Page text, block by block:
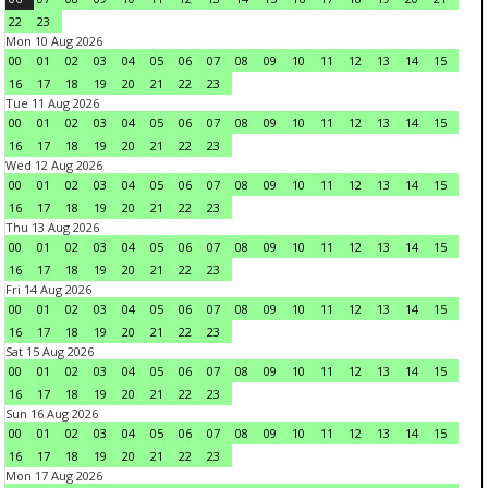
22
23
Mon 10 Aug 2026
00
01 02 03 04 05 06 07 08 09 10 11 12 13 14
15
16
17 18 19 20 21 22
23
Tue 11 Aug 2026
00
01 02 03 04 05 06 07 08 09 10 11 12 13 14
15
16
17 18 19 20 21 22
23
Wed 12 Aug 2026
00
01 02 03 04 05 06 07 08 09 10 11 12 13 14
15
16
17 18 19 20 21 22
23
Thu 13 Aug 2026
00
01 02 03 04 05 06 07 08 09 10 11 12 13 14
15
16
17 18 19 20 21 22
23
Fri 14 Aug 2026
00
01 02 03 04 05 06 07 08 09 10 11 12 13 14
15
16
17 18 19 20 21 22
23
Sat 15 Aug 2026
00
01 02 03 04 05 06 07 08 09 10 11 12 13 14
15
16
17 18 19 20 21 22
23
Sun 16 Aug 2026
00
01 02 03 04 05 06 07 08 09 10 11 12 13 14
15
16
17 18 19 20 21 22
23
Mon 17 Aug 2026